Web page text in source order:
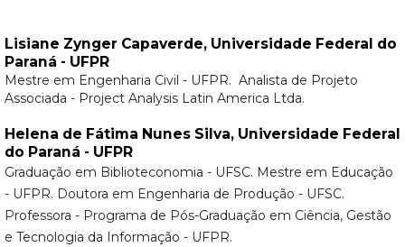
Lisiane Zynger Capaverde, Universidade Federal do
Paraná - UFPR
Mestre em Engenharia Civil - UFPR. Analista de Projeto
Associada - Project Analysis Latin America Ltda.
Helena de Fátima Nunes Silva, Universidade Federal
do Paraná - UFPR
Graduação em Biblioteconomia - UFSC. Mestre em Educação
- UFPR. Doutora em Engenharia de Produção - UFSC.
Professora - Programa de Pós-Graduação em Ciência, Gestão
e Tecnologia da Informação - UFPR.